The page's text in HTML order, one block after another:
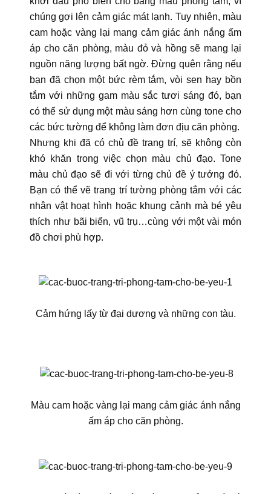
chúng gợi lên cảm giác mát lạnh. Tuy nhiên, màu
cam hoặc vàng lại mang cảm giác ánh nắng ấm
áp cho căn phòng, màu đỏ và hồng sẽ mang lại
nguồn năng lượng bất ngờ. Đừng quên rằng nếu
bạn đã chọn một bức rèm tắm, vòi sen hay bồn
tắm với những gam màu sắc tươi sáng đó, bạn
có thể sử dụng một màu sáng hơn cùng tone cho
các bức tường để không làm đơn địu căn phòng.
Nhưng khi đã có chủ đề trang trí, sẽ không còn
khó khăn trong việc chọn màu chủ đạo. Tone
màu chủ đạo sẽ đi với từng chủ đề ý tưởng đó.
Bạn có thể vẽ trang trí tường phòng tắm với các
nhân vật hoạt hình hoặc khung cảnh mà bé yêu
thích như bãi biển, vũ trụ…cùng với một vài món
đồ chơi phù hợp.
Cảm hứng lấy từ đại dương và những con tàu.
Màu cam hoặc vàng lại mang cảm giác ánh nắng
ấm áp cho căn phòng.